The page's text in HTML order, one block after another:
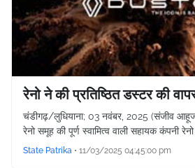
रेनो ने की प्रतिष्ठित डस्टर की
चंडीगढ़/लुधियाना; 03 नवंबर, 2025 (संजीव आहूजा):
रेनो समूह की पूर्ण स्वामित्व वाली सहायक कंपनी
State Patrika • 11/03/2025 04:45:00 pm